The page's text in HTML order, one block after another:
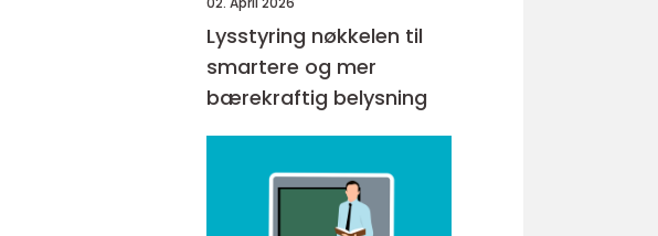
Lysstyring nøkkelen til
smartere og mer
bærekraftig belysning